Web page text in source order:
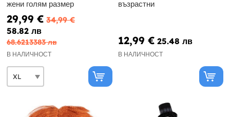
жени голям размер
29,99 € 34,99 €
58.82 лв
68.6213383 лв
В НАЛИЧНОСТ
възрастни
12,99 € 25.48 лв
В НАЛИЧНОСТ